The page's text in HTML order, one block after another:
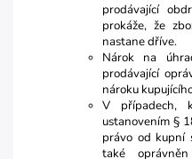
prodávající
prokáže, že
nastane dříve.
Nárok na
prodávající
nároku
V případech,
ustanovením §
právo od kupní
také